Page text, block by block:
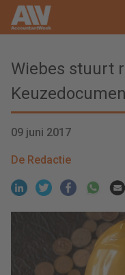
Wiebes stuurt
09 juni 2017
De Redactie